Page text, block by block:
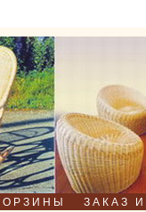
ЗАКАЗ